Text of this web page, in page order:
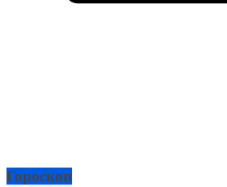
Гороскоп